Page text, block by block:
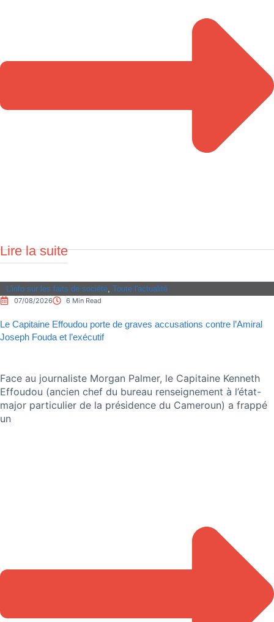
Lire la suite
L'info sur les faits de société Toute l'actualité
07/08/2026 6 Min Read
Le Capitaine Effoudou porte de graves accusations contre l’Amiral
Joseph Fouda et l’exécutif
Face au journaliste Morgan Palmer, le Capitaine Kenneth
Effoudou (ancien chef du bureau renseignement à l’état-
major particulier de la présidence du Cameroun) a frappé
un